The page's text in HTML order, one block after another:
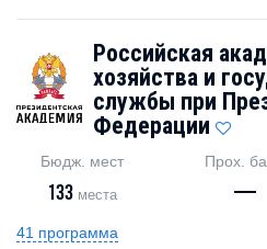
Российская
хозяйства и
службы при
Федерации
Бюдж. мест
133места
Прох.
—
41 программа